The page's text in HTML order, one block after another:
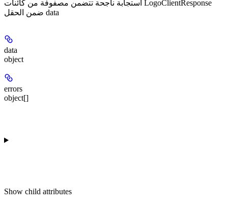
استجابة ناجحة تتضمن مصفوفة من كائنات LogoClientResponse
ضمن الحقل data
data
object
errors
object[]
Show child attributes